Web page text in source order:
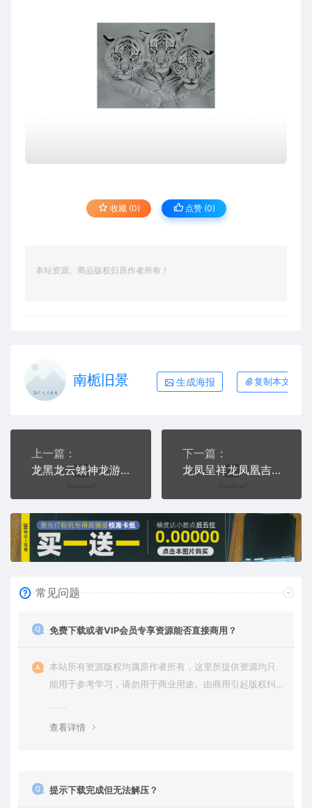
收藏 (0) 点赞 (0)
本站资源、商品版权归原作者所有！
南栀旧景 生成海报 复制本文链接
上一篇：
龙黑龙云螭神龙游龙震鳞过肩龙猛龙（歪头）通用位图激光打标文件
下一篇：
龙凤呈祥龙凤凰吉祥权力尊严龙和凤凰通用位图激光打标文件
常见问题
免费下载或者VIP会员专享资源能否直接商用？
本站所有资源版权均属原作者所有，这里所提供资源均只
能用于参考学习，请勿用于商业用途。由商用引起版权纠
查看详情
提示下载完成但无法解压？